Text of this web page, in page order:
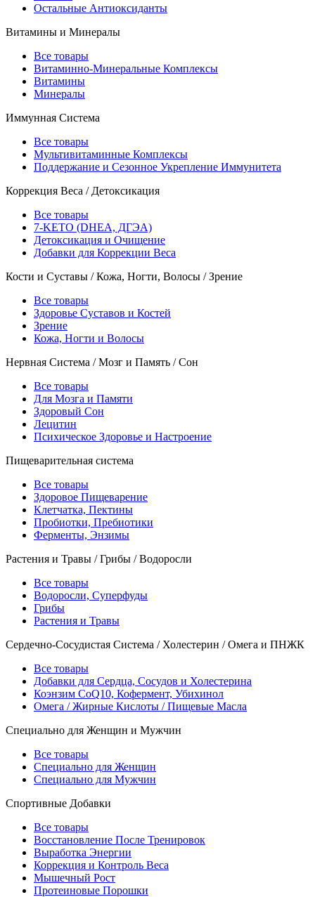
Остальные Антиоксиданты
Витамины и Минералы
Все товары
Витаминно-Минеральные Комплексы
Витамины
Минералы
Иммунная Система
Все товары
Мультивитаминные Комплексы
Поддержание и Сезонное Укрепление Иммунитета
Коррекция Веса / Детоксикация
Все товары
7-KETO (DHEA, ДГЭА)
Детоксикация и Очищение
Добавки для Коррекции Веса
Кости и Суставы / Кожа, Ногти, Волосы / Зрение
Все товары
Здоровье Суставов и Костей
Зрение
Кожа, Ногти и Волосы
Нервная Система / Мозг и Память / Сон
Все товары
Для Мозга и Памяти
Здоровый Сон
Лецитин
Психическое Здоровье и Настроение
Пищеварительная система
Все товары
Здоровое Пищеварение
Клетчатка, Пектины
Пробиотки, Пребиотики
Ферменты, Энзимы
Растения и Травы / Грибы / Водоросли
Все товары
Водоросли, Суперфуды
Грибы
Растения и Травы
Сердечно-Сосудистая Система / Холестерин / Омега и ПНЖК
Все товары
Добавки для Сердца, Сосудов и Холестерина
Коэнзим CoQ10, Кофермент, Убихинол
Омега / Жирные Кислоты / Пищевые Масла
Специально для Женщин и Мужчин
Все товары
Специально для Женщин
Специально для Мужчин
Спортивные Добавки
Все товары
Восстановление После Тренировок
Выработка Энергии
Коррекция и Контроль Веса
Мышечный Рост
Протеиновые Порошки